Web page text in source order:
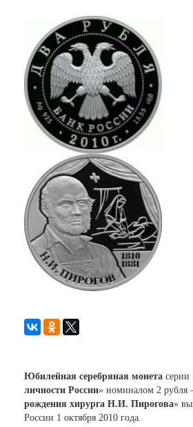
Юбилейная серебряная монета серии
личности России» номиналом 2
рождения хирурга Н.И. Пирогова»
России 1 октября 2010 года.